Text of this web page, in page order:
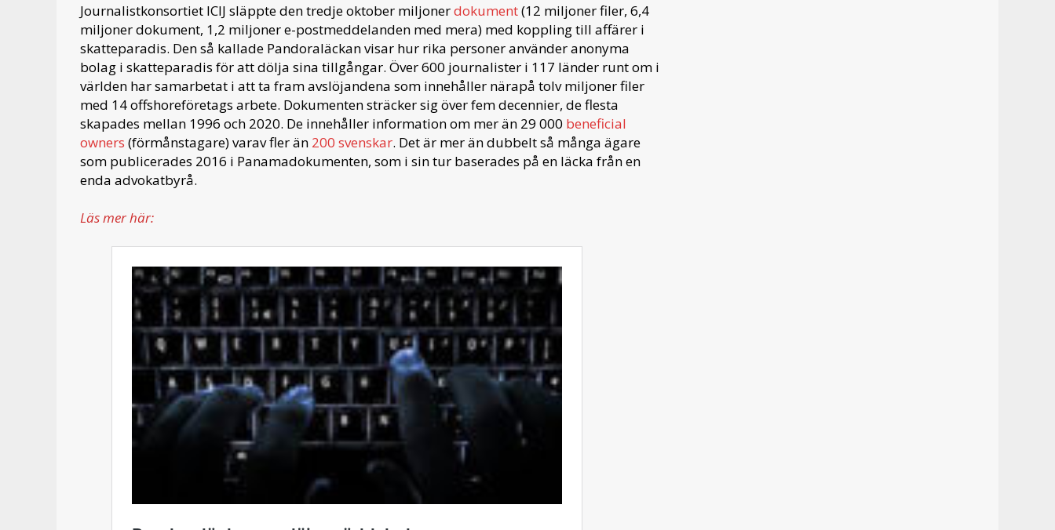
Journalistkonsortiet ICIJ släppte den tredje oktober miljonerdokument(12 miljoner filer, 6,4
miljoner dokument, 1,2 miljoner e-postmeddelanden med mera) med koppling till affärer i
skatteparadis. Den så kallade Pandoraläckan visar hur rika personer använder anonyma
bolag i skatteparadis för att dölja sina tillgångar. Över 600 journalister i 117 länder runt om i
världen har samarbetat i att ta fram avslöjandena som innehåller närapå tolv miljoner filer
med 14 offshoreföretags arbete. Dokumenten sträcker sig över fem decennier, de flesta
skapades mellan 1996 och 2020. De innehåller information om mer än 29 000 beneficial
owners (förmånstagare) varav fler än 200 svenskar. Det är mer än dubbelt så många ägare
som publicerades 2016 i Panamadokumenten, som i sin tur baserades på en läcka från en
enda advokatbyrå.
Läs mer här: